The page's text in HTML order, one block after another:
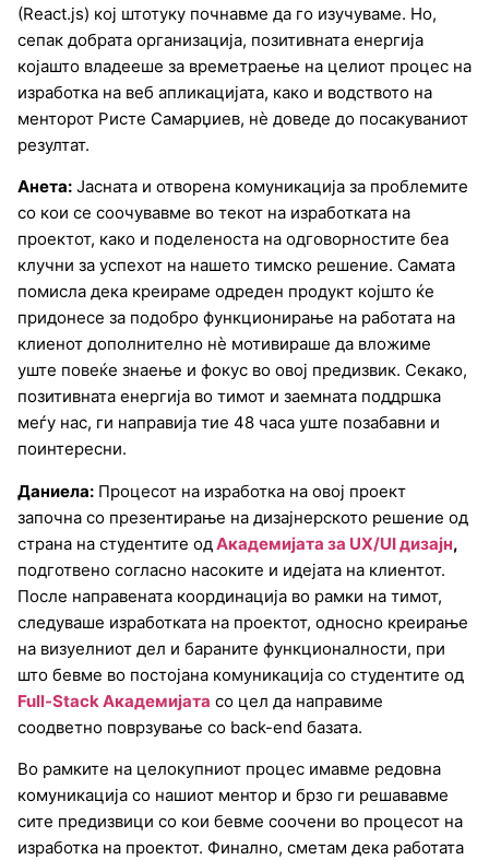
(React.js) кој штотуку почнавме да го изучуваме. Но,
сепак добрата организација, позитивната енергија
којашто владееше за времетраење на целиот процес на
изработка на веб апликацијата, како и водството на
менторот Ристе Самарџиев, нè доведе до посакуваниот
резултат.
Анета: Јасната и отворена комуникација за проблемите
со кои се соочувавме во текот на изработката на
проектот, како и поделеноста на одговорностите беа
клучни за успехот на нашето тимско решение. Самата
помисла дека креираме одреден продукт којшто ќе
придонесе за подобро функционирање на работата на
клиенот дополнително нѐ мотивираше да вложиме
уште повеќе знаење и фокус во овој предизвик. Секако,
позитивната енергија во тимот и заемната поддршка
меѓу нас, ги направија тие 48 часа уште позабавни и
поинтересни.
Даниела: Процесот на изработка на овој проект
започна со презентирање на дизајнерското решение од
страна на студентите одАкадемијата за UX/UI дизајн,
подготвено согласно насоките и идејата на клиентот.
После направената координација во рамки на тимот,
следуваше изработката на проектот, односно креирање
на визуелниот дел и бараните функционалности, при
што бевме во постојана комуникација со студентите од
Full-Stack Академијата со цел да направиме
соодветно поврзување со back-end базата.
Во рамките на целокупниот процес имавме редовна
комуникација со нашиот ментор и брзо ги решававме
сите предизвици со кои бевме соочени во процесот на
изработка на проектот. Финално, сметам дека работата